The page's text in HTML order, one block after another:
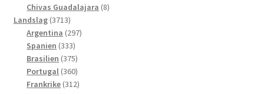
produkter
Chivas Guadalajara 88
Landslag 37133713
produkter
Argentina 297297
Spanien 333333
produkter
Brasilien 375375
produkter
Portugal 360360
produkter
Frankrike 312312